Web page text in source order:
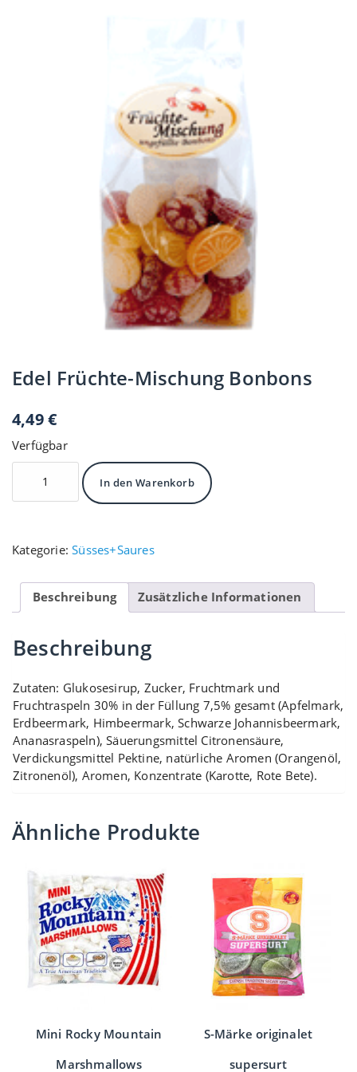
Edel Früchte-Mischung Bonbons
4,49€
Verfügbar
Edel
Früchte-
Mischung
In den Warenkorb
Kategorie:Süsses+Saures
Beschreibung Zusätzliche Informationen
Beschreibung
Zutaten: Glukosesirup, Zucker, Fruchtmark und
Fruchtraspeln 30% in der Füllung 7,5% gesamt (Apfelmark,
Erdbeermark, Himbeermark, Schwarze Johannisbeermark,
Ananasraspeln), Säuerungsmittel Citronensäure,
Verdickungsmittel Pektine, natürliche Aromen (Orangenöl,
Zitronenöl), Aromen, Konzentrate (Karotte, Rote Bete).
Ähnliche Produkte
Mini Rocky Mountain
Marshmallows
S-Märke originalet
supersurt